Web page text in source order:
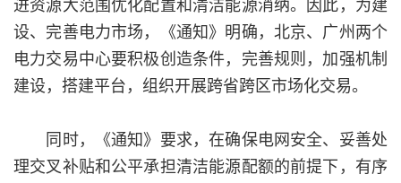
设、完善电力市场，《通知》明确，北京、广州两个
电力交易中心要积极创造条件，完善规则，加强机制
建设，搭建平台，组织开展跨省跨区市场化交易。
同时，《通知》要求，在确保电网安全、妥善处
理交叉补贴和公平承担清洁能源配额的前提下，有序